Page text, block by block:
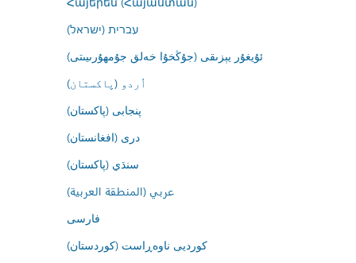
עברית (ישראל)
ئۇيغۇر يېزىقى (جۇڭخۇا خەلق جۇمھۇرىيىتى)
اُردو (پاکستان)
پنجابی (پاکستان)
درى (افغانستان)
سنڌي (پاکستان)
عربي (المنطقة العربية)
فارسى
کوردیی ناوەڕاست (کوردستان)